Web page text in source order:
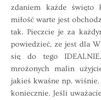
zdaniem każde święto
miłość warte jest
tak. Pieczcie je za
powiedzieć, ze jest dla
się do tego
mrożonych malin
jakieś kwaśne np.
koniecznie. Jeśli